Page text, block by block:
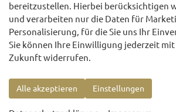
HONESTY AUTOMOBILE
Industriestr. 8
Telefon: +49 177 - 1 809 124
E-Mail:honestyautomobile@gmx.de
bereitzustellen. Hierbei berücksichtigen
und verarbeiten nur die Daten für
Personalisierung, für die Sie uns Ihr
Sie können Ihre Einwilligung jederzeit
Zukunft widerrufen.
Alle akzeptieren Einstellungen